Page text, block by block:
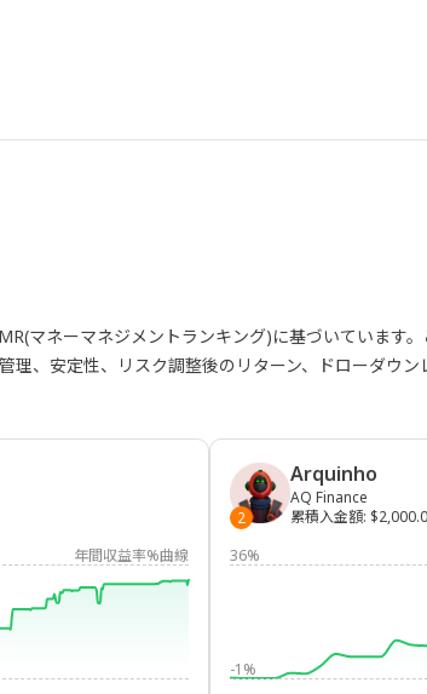
マネーマネジメントランキング)に基づいています
理、安定性、リスク調整後のリターン、ドローダウ
年間収益率%曲線
2
Arquinho
AQ Finance
累積入金額:
36%
-1%